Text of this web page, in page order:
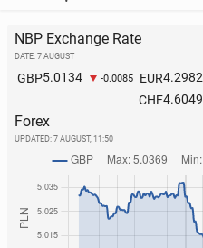
NBP Exchange Rate
DATE: 7 AUGUST
GBP5.0134 -0.0085 EUR4.2982
CHF4.6049
Forex
UPDATED: 7 AUGUST, 11:50